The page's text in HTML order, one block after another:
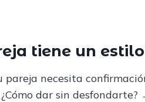
tiene un
pareja necesita
dar sin desfondarte?